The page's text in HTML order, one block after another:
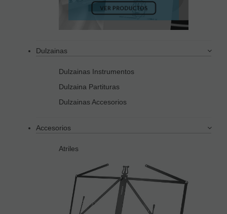
Dulzainas
Dulzainas Instrumentos
Dulzaina Partituras
Dulzainas Accesorios
Accesorios
Atriles